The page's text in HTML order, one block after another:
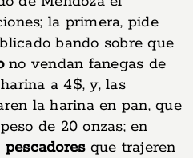
la primera, pide
bando sobre que
no vendan fanegas de
a 4$, y, las
la harina en pan, que
de 20 onzas; en
pescadoresque trajeren